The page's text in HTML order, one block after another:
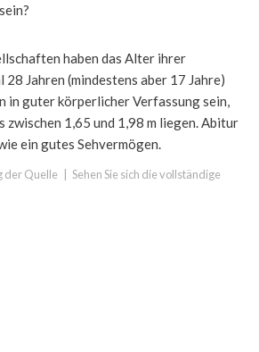
haben das Alter ihrer
28 Jahren (mindestens aber 17 Jahre)
in guter körperlicher Verfassung sein,
zwischen 1,65 und 1,98 m liegen. Abitur
ein gutes Sehvermögen.
der Quelle Sehen Sie sich die vollständige